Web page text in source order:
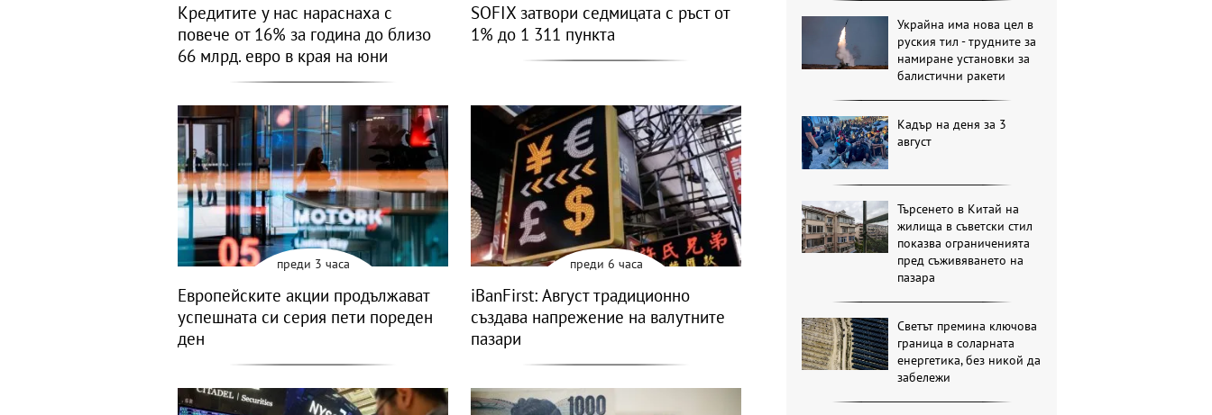
Украйна има нова цел в
руския тил - трудните за
намиране установки за
балистични ракети
Кадър на деня за 3
август
Търсенето в Китай на
жилища в съветски стил
показва ограниченията
пред съживяването на
пазара
Светът премина ключова
граница в соларната
енергетика, без никой да
забележи
Кредитите у нас нараснаха с
повече от 16% за година до близо
66 млрд. евро в края на юни
SOFIX затвори седмицата с ръст от
1% до 1 311 пункта
преди 3 часа
Европейските акции продължават
успешната си серия пети пореден
ден
преди 6 часа
iBanFirst: Август традиционно
създава напрежение на валутните
пазари